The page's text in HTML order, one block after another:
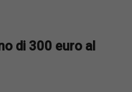
di 300 euro al